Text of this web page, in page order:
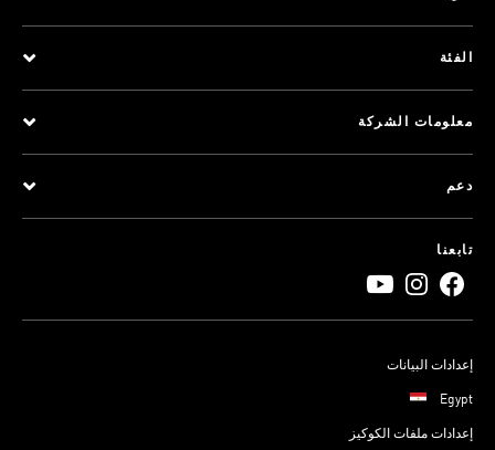
الفئة
معلومات الشركة
دعم
تابعنا
إعدادات البيانات
Egypt
إعدادات ملفات الكوكيز